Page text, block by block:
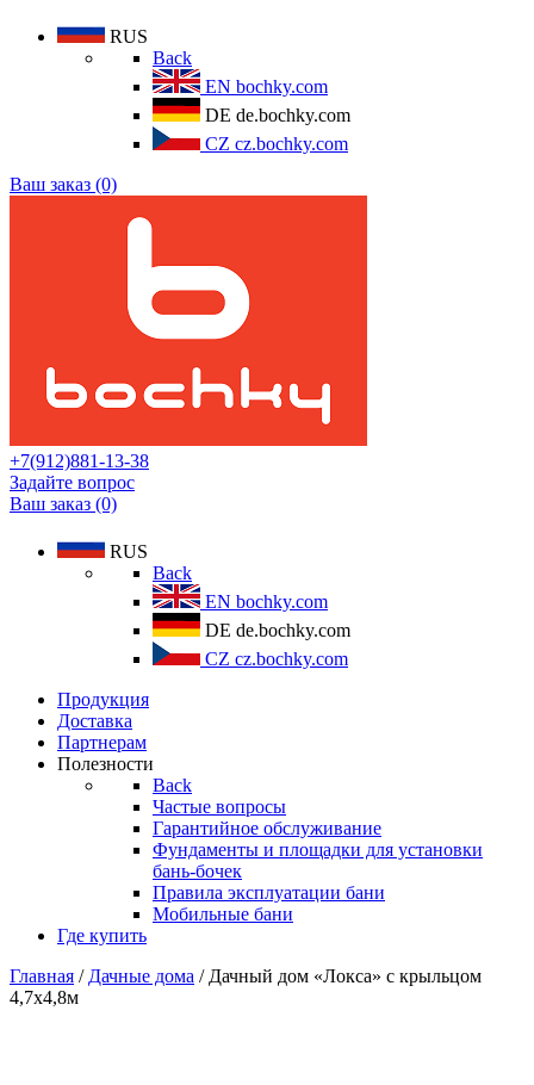
RUS
Back
EN bochky.com
DE de.bochky.com
CZ cz.bochky.com
Ваш заказ (0)
+7(912)881-13-38
Задайте вопрос
Ваш заказ (0)
RUS
Back
EN bochky.com
DE de.bochky.com
CZ cz.bochky.com
Продукция
Доставка
Партнерам
Полезности
Back
Частые вопросы
Гарантийное обслуживание
Фундаменты и площадки для установки
бань-бочек
Правила эксплуатации бани
Мобильные бани
Где купить
Главная / Дачные дома / Дачный дом «Локса» с крыльцом
4,7х4,8м